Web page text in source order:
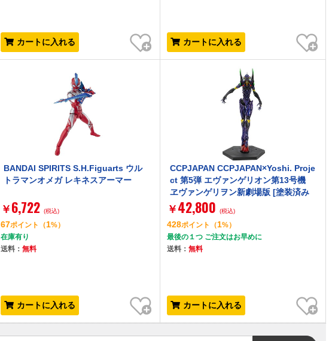
カートに入れる
お気に入り
カートに入れる
お気に入り
BANDAI SPIRITS S.H.Figuarts ウル
トラマンオメガ レキネスアーマー
￥ 6,722 (税込)
67ポイント （1%）
在庫有り
送料：無料
カートに入れる
お気に入り
CCPJAPAN CCPJAPAN×Yoshi. Proje
ct 第5弾 エヴァンゲリオン第13号機
ヱヴァンゲリヲン新劇場版 [塗装済み
完成品フィギュア]
￥ 42,800 (税込)
428ポイント （1%）
最後の１つ ご注文はお早めに
送料： 無料
カートに入れる
お気に入り